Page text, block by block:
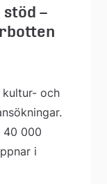
–
kultur- och
40 000
i